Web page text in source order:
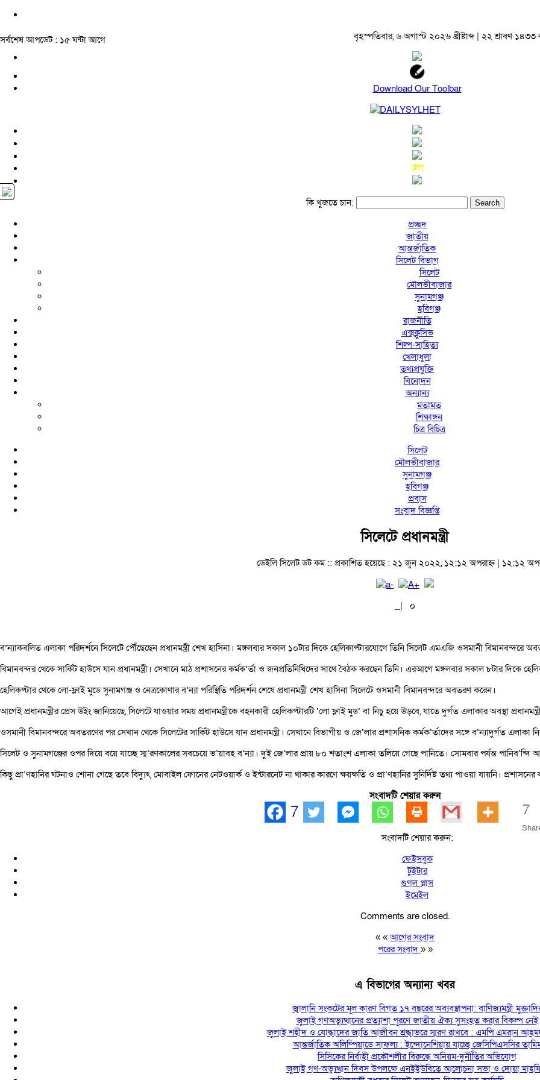
সর্বশেষ আপডেট : ১৫ ঘন্টা আগে বৃহস্পতিবার, ৬ অগাস্ট ২০২৬ খ্রীষ্টাব্দ | ২২ শ্রাবণ ১৪৩৩
Download Our Toolbar
কি খুজতে চান:
প্রচ্ছদ
জাতীয়
আন্তর্জাতিক
সিলেট বিভাগ
সিলেট
মৌলভীবাজার
সুনামগঞ্জ
হবিগঞ্জ
রাজনীতি
এক্সক্লুসিভ
শিল্প-সাহিত্য
খেলাধুলা
তথ্যপ্রযুক্তি
বিনোদন
অন্যান্য
মতামত
শিক্ষাঙ্গন
চিত্র বিচিত্র
সিলেট
মৌলভীবাজার
সুনামগঞ্জ
হবিগঞ্জ
প্রবাস
সংবাদ বিজ্ঞপ্তি
সিলেটে প্রধানমন্ত্রী
ডেইলি সিলেট ডট কম ::প্রকাশিত হয়েছে : ২১ জুন ২০২২, ১২:১২ অপরাহ্ন | ১২:১২
| ০
ব’ন্যাকবলিত এলাকা পরিদর্শনে সিলেটে পৌঁছেছেন প্রধানমন্ত্রী শেখ হাসিনা। মঙ্গলবার সকাল ১০টার দিকে হেলিকাপ্টারযোগে তিনি সিলেট এমএজি ওসমানী বিমানবন্দরে
বিমানবন্দর থেকে সার্কিট হাউসে যান প্রধানমন্ত্রী। সেখানে মাঠ প্রশাসনের কর্মক’র্তা ও জনপ্রতিনিধিদের সাথে বৈঠক করছেন তিনি। এরআগে মঙ্গলবার সকাল ৮টার দিকে
হেলিকপ্টার থেকে লো-ফ্লাই মুডে সুনামগঞ্জ ও নেত্রকোণার ব’ন্যা পরিস্থিতি পরিদর্শন শেষে প্রধানমন্ত্রী শেখ হাসিনা সিলেটে ওসমানী বিমানবন্দরে অবতরণ করেন।
আগেই প্রধানমন্ত্রীর প্রেস উইং জানিয়েছে, সিলেটে যাওয়ার সময় প্রধানমন্ত্রীকে বহনকারী হেলিকপ্টারটি ‘লো ফ্লাই মুড’ বা নিচু হয়ে উড়বে, যাতে দুর্গত এলাকার অবস্থা
ওসমানী বিমানবন্দরে অবতরণের পর সেখান থেকে সিলেটের সার্কিট হাউসে যান প্রধানমন্ত্রী। সেখানে বিভাগীয় ও জে’লার প্রশাসনিক কর্মক’র্তাদের সঙ্গে ব’ন্যাদুর্গত এলাকা
সিলেট ও সুনামগঞ্জের ওপর দিয়ে বয়ে যাচ্ছে স্ম’রণকালের সবচেয়ে ভ’য়াবহ ব’ন্যা। দুই জে’লার প্রায় ৮০ শতাংশ এলাকা তলিয়ে গেছে পানিতে। সোমবার পর্যন্ত
কিছু প্রা’ণহানির ঘটনাও শোনা গেছে তবে বিদ্যুৎ, মোবাইল ফোনের নেটওয়ার্ক ও ইন্টারনেট না থাকার কারণে ক্ষয়ক্ষতি ও প্রা’ণহানির সুনির্দিষ্ট তথ্য পাওয়া যায়নি।
সংবাদটি শেয়ার করুন
7 7
সংবাদটি শেয়ার করুন:
ফেইসবুক
টুইটার
গুগল প্লাস
ইমেইল
Comments are closed.
« «আগের সংবাদ
পরের সংবাদ » »
এ বিভাগের অন্যান্য খবর
জ্বালানি সংকটের মূল কারণ বিগত ১৭ বছরের অব্যবস্থাপনা: বাণিজ্যমন্ত্রী
জুলাই গণঅভ্যুত্থানের প্রত্যাশা পূরণে জাতীয় ঐক্য সুসংহত করার বিকল্প নেই
জুলাই শহীদ ও যোদ্ধাদের জাতি আজীবন শ্রদ্ধাভরে স্মরণ রাখবে : এমপি এমরান
আন্তর্জাতিক অলিম্পিয়াডে সাফল্য : ইন্দোনেশিয়ায় যাচ্ছে জেসিপিএসসির
সিসিকের নির্বাহী প্রকৌশলীর বিরুদ্ধে অনিয়ম-দুর্নীতির অভিযোগ
জুলাই গণ-অভ্যুত্থান দিবস উপলক্ষে এনইইউবিতে আলোচনা সভা ও দোয়া